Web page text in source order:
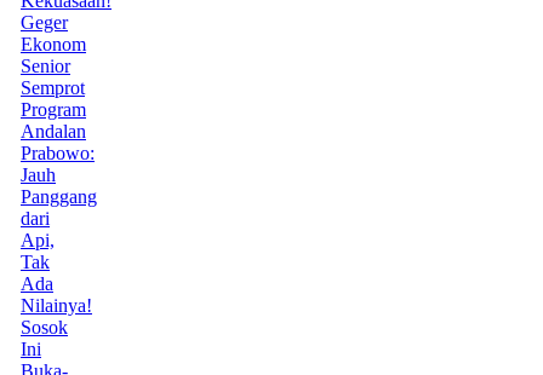
Geger
Ekonom
Senior
Semprot
Program
Andalan
Prabowo:
Jauh
Panggang
dari
Api,
Tak
Ada
Nilainya!
Sosok
Ini
Buka-